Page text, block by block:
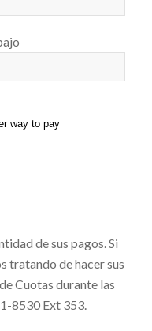
de sus pagos. Si
tratando de hacer sus
Cuotas durante las
8530 Ext 353.